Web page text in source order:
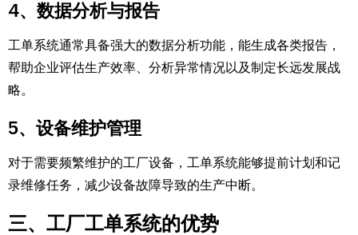
4、数据分析与报告
工单系统通常具备强大的数据分析功能，能生成各类报告，
帮助企业评估生产效率、分析异常情况以及制定长远发展战
略。
5、设备维护管理
对于需要频繁维护的工厂设备，工单系统能够提前计划和记
录维修任务，减少设备故障导致的生产中断。
三、工厂工单系统的优势